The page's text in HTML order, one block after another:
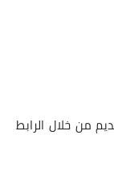
من خلال الرابط